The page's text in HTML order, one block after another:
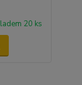
20 ks